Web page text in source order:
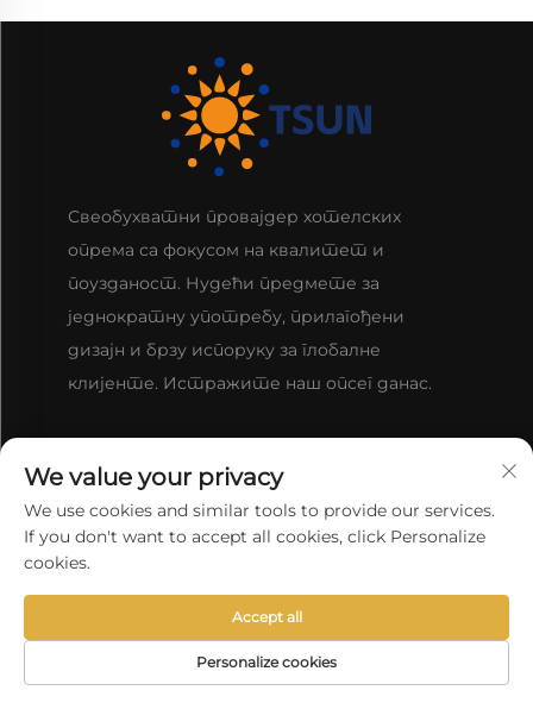
Свеобухватни провајдер хотелских
опрема са фокусом на квалитет и
поузданост. Нудећи предмете за
једнократну употребу, прилагођени
дизајн и брзу испоруку за глобалне
клијенте. Истражите наш опсег данас.
STUPITE U VEZU S NAMA
Соба 105-106, блок Б5, број 6999 улица Чуанша,
+86-18917365593
[email protected]
POČETNA
We value your privacy
We use cookies and similar tools to provide our services.
If you don't want to accept all cookies, click Personalize
cookies.
Personalize cookies
Accept all